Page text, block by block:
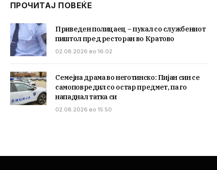
ПРОЧИТАЈ ПОВЕЌЕ
Приведен полицаец – пукал со службениот
пиштол пред ресторан во Кратово
02.08.2026 во 16:02
Семејна драма во неготинско: Пијан син се
самоповредил со остар предмет, па го
нападнал татка си
02.08.2026 во 15:50